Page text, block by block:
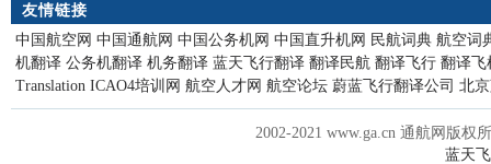
友情链接
中国航空网 中国通航网 中国公务机网 中国直升机网 民航词典 航空词
机翻译 公务机翻译 机务翻译 蓝天飞行翻译 翻译民航 翻译飞行 翻译飞
Translation ICAO4培训网 航空人才网 航空论坛 蔚蓝飞行翻译公司 北
2002-2021 www.ga.cn 通航网版权
蓝天